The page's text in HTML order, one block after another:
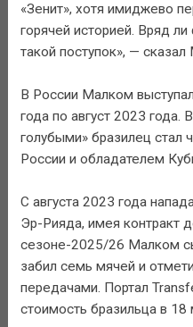
«Зенит», хотя имиджево
горячей историей. Вряд
такой поступок», —
В России Малком
года по август 2023 года.
голубыми» бразилец
России и обладателем
С августа 2023 года
Эр-Рияда, имея контракт
сезоне-2025/26 Малком
забил семь мячей и
передачами. Портал
стоимость бразильца в 18